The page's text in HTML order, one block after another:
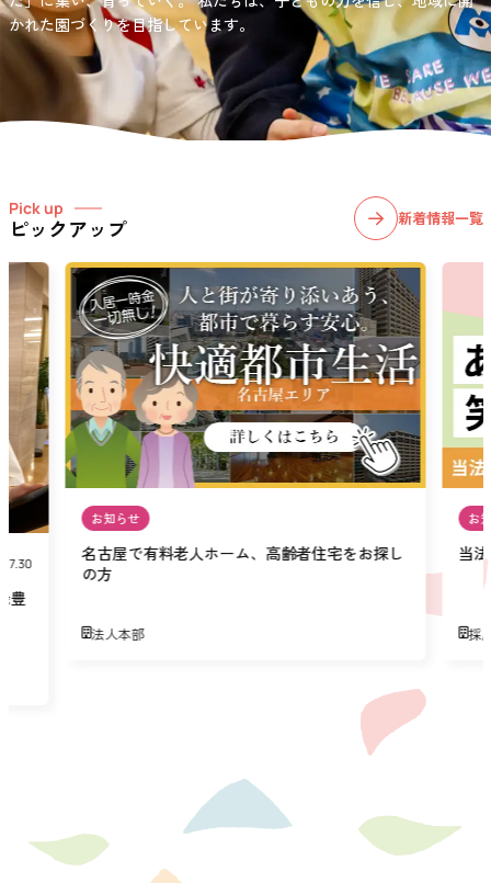
営する社会福祉法人サン・ビジョンでは、今後ますます高まる介護
ニーズに幅広く対応していきます。
かれた園づくりを目指しています。03-6411-5781
担当：宮澤
Pick up
ピックアップ 新着情報一覧
豊
お知らせ
名古屋で有料老人ホーム、高齢者住宅をお探し
の方
法人本部
お
当
採